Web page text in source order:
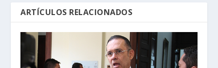
ARTÍCULOS RELACIONADOS